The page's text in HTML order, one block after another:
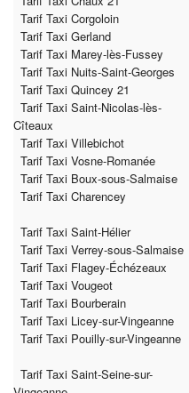
Tarif Taxi Corgoloin
Tarif Taxi Gerland
Tarif Taxi Marey-lès-Fussey
Tarif Taxi Nuits-Saint-Georges
Tarif Taxi Quincey 21
Tarif Taxi Saint-Nicolas-lès-
Cîteaux
Tarif Taxi Villebichot
Tarif Taxi Vosne-Romanée
Tarif Taxi Boux-sous-Salmaise
Tarif Taxi Charencey
Tarif Taxi Saint-Hélier
Tarif Taxi Verrey-sous-Salmaise
Tarif Taxi Flagey-Échézeaux
Tarif Taxi Vougeot
Tarif Taxi Bourberain
Tarif Taxi Licey-sur-Vingeanne
Tarif Taxi Pouilly-sur-Vingeanne
Tarif Taxi Saint-Seine-sur-